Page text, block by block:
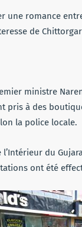
une romance
de
ministre
pris à des
la police locale.
du
ont été